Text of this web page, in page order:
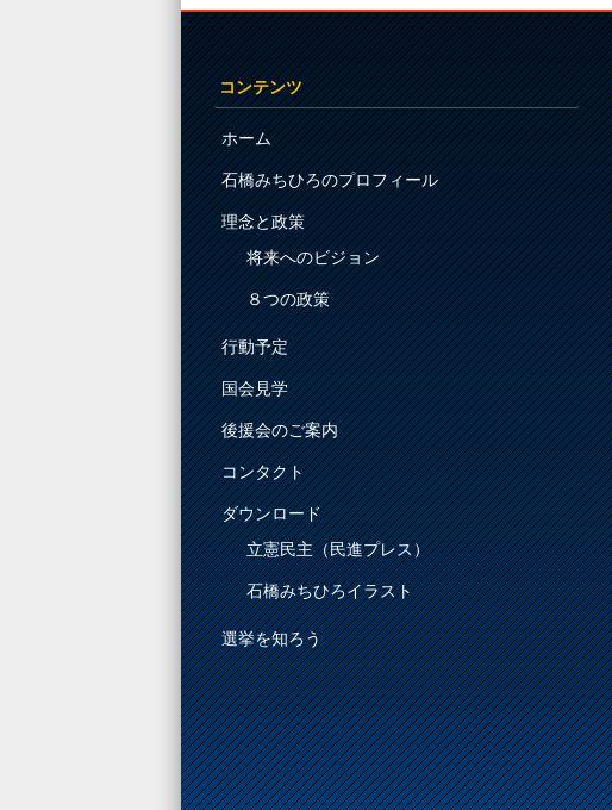
コンテンツ
ホーム
石橋みちひろのプロフィール
理念と政策
将来へのビジョン
８つの政策
行動予定
国会見学
後援会のご案内
コンタクト
ダウンロード
立憲民主（民進プレス）
石橋みちひろイラスト
選挙を知ろう